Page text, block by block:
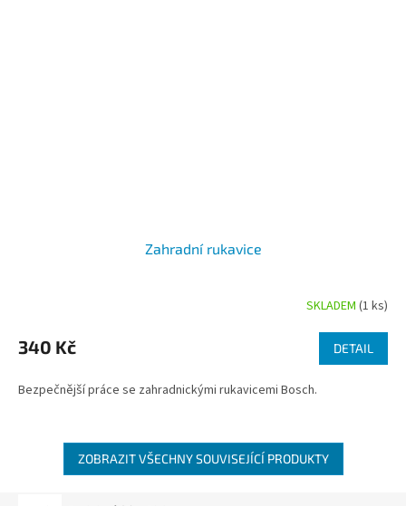
Zahradní rukavice
produktu
je
z
SKLADEM(1 ks)
340 Kč DETAIL
Bezpečnější práce se zahradnickými rukavicemi Bosch.
ZOBRAZIT VŠECHNY SOUVISEJÍCÍ PRODUKTY